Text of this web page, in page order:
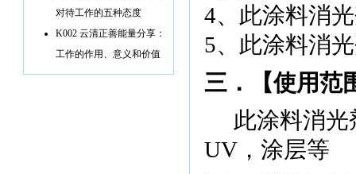
对待工作的五种态度
K002 云清正善能量分享：
工作的作用、意义和价值
4、此涂料消
5、此涂料消
三．【使用范
此涂料消
UV ，涂层等